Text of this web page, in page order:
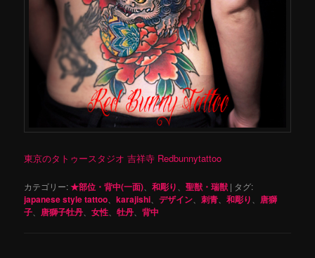
東京のタトゥースタジオ 吉祥寺 Redbunnytattoo
カテゴリー:★部位・背中(一面) 、和彫り 、聖獣・瑞獣 | タグ:
japanese style tattoo 、karajishi 、デザイン 、刺青 、和彫り
唐獅
子
唐獅子牡丹 、女性 、牡丹 、背中